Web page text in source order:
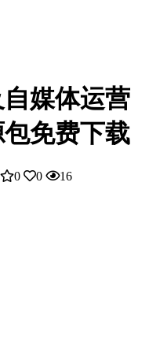
自媒体运营
免费下载
0 0 16